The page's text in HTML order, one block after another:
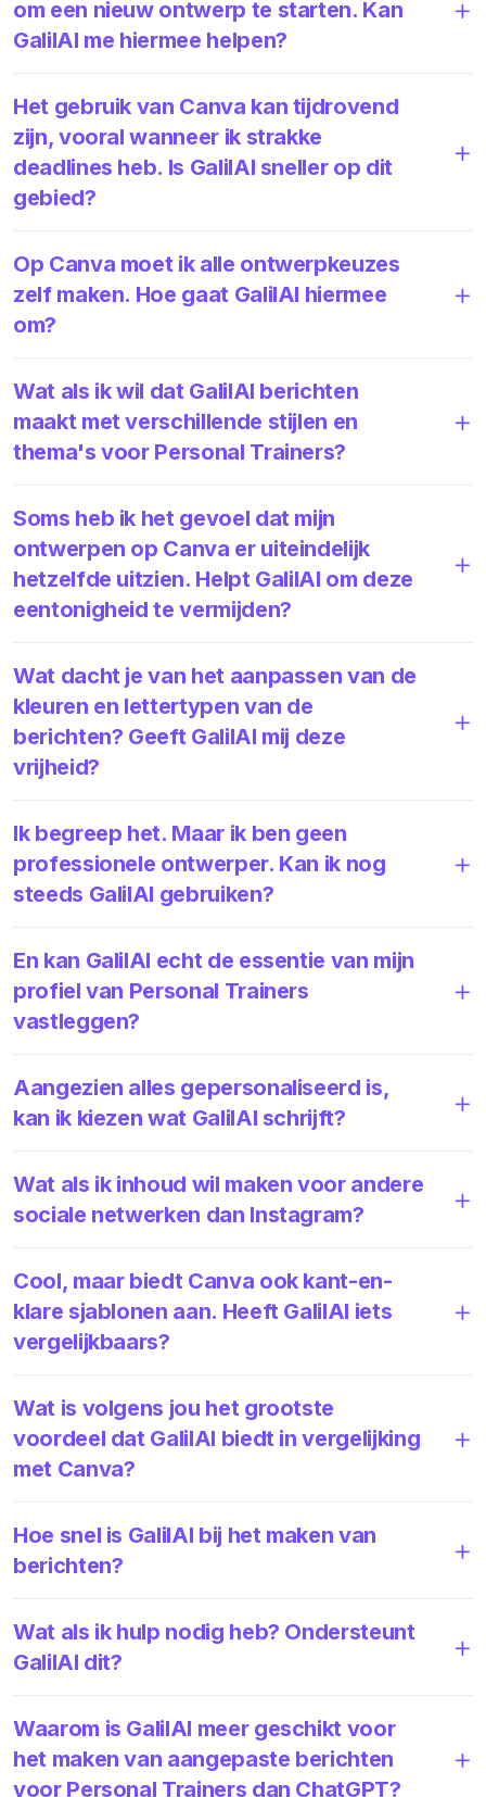
om een nieuw ontwerp te starten. Kan
GalilAI me hiermee helpen?
Het gebruik van Canva kan tijdrovend
zijn, vooral wanneer ik strakke
deadlines heb. Is GalilAI sneller op dit
gebied?
Op Canva moet ik alle ontwerpkeuzes
zelf maken. Hoe gaat GalilAI hiermee
om?
Wat als ik wil dat GalilAI berichten
maakt met verschillende stijlen en
thema's voor Personal Trainers?
Soms heb ik het gevoel dat mijn
ontwerpen op Canva er uiteindelijk
hetzelfde uitzien. Helpt GalilAI om deze
eentonigheid te vermijden?
Wat dacht je van het aanpassen van de
kleuren en lettertypen van de
berichten? Geeft GalilAI mij deze
vrijheid?
Ik begreep het. Maar ik ben geen
professionele ontwerper. Kan ik nog
steeds GalilAI gebruiken?
En kan GalilAI echt de essentie van mijn
profiel van Personal Trainers
vastleggen?
Aangezien alles gepersonaliseerd is,
kan ik kiezen wat GalilAI schrijft?
Wat als ik inhoud wil maken voor andere
sociale netwerken dan Instagram?
Cool, maar biedt Canva ook kant-en-
klare sjablonen aan. Heeft GalilAI iets
vergelijkbaars?
Wat is volgens jou het grootste
voordeel dat GalilAI biedt in vergelijking
met Canva?
Hoe snel is GalilAI bij het maken van
berichten?
Wat als ik hulp nodig heb? Ondersteunt
GalilAI dit?
Waarom is GalilAI meer geschikt voor
het maken van aangepaste berichten
voor Personal Trainers dan ChatGPT?